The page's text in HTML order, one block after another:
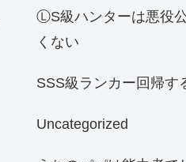
ⓁS級ハンターは悪役
くない
SSS級ランカー回帰す
Uncategorized